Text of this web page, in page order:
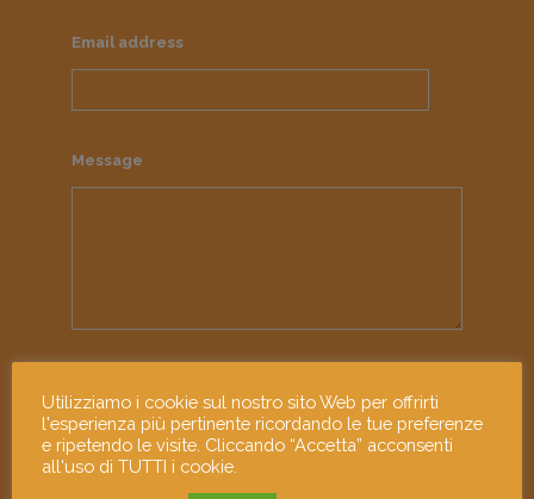
Email address
Message
Utilizziamo i cookie sul nostro sito Web per offrirti
l'esperienza più pertinente ricordando le tue preferenze
e ripetendo le visite. Cliccando “Accetta” acconsenti
all'uso di TUTTI i cookie.